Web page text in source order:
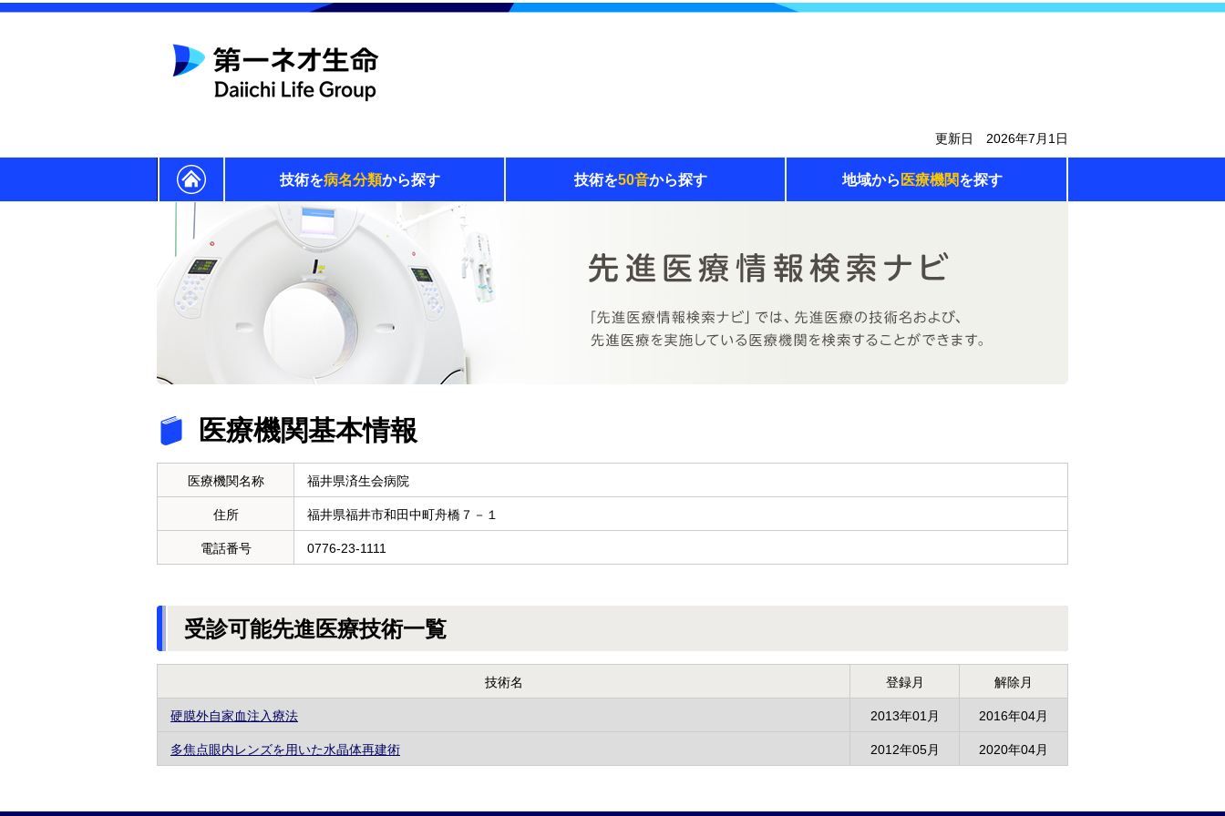
更新日 2026年7月1日
技術を病名分類から探す 技術を50音から探す 地域から 医療機関を探す
医療機関基本情報
医療機関名称 福井県済生会病院
住所 福井県福井市和田中町舟橋７－１
電話番号 0776-23-1111
受診可能先進医療技術一覧
技術名 登録月 解除月
硬膜外自家血注入療法 2013年01月 2016年04月
多焦点眼内レンズを用いた水晶体再建術 2012年05月 2020年04月